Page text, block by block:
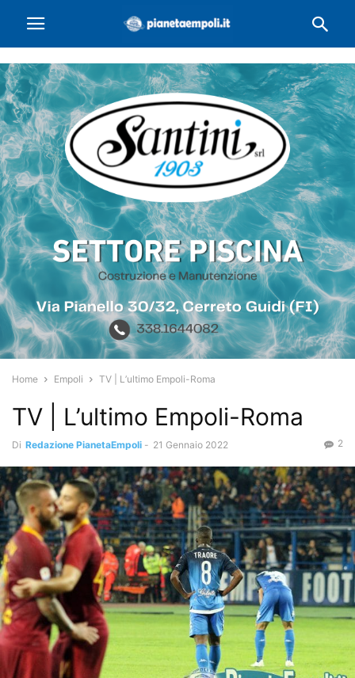
Home Empoli TV | L’ultimo Empoli-Roma
TV | L’ultimo Empoli-Roma
Di Redazione PianetaEmpoli - 21 Gennaio 2022 2